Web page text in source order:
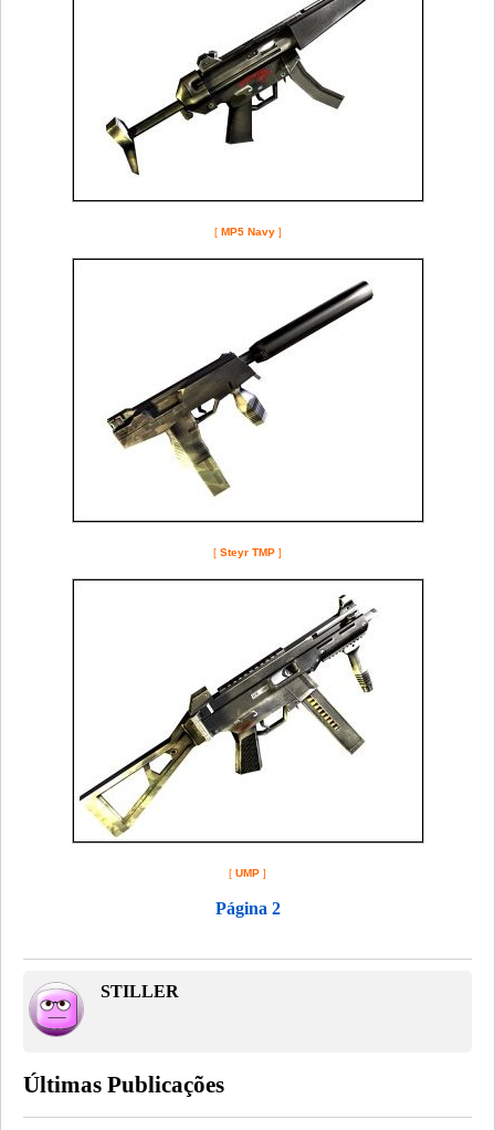
[ MP5 Navy ]
[ Steyr TMP ]
[ UMP ]
Página 2
STILLER
Últimas Publicações